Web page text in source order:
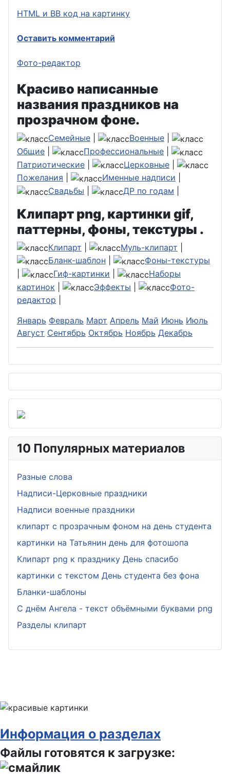
HTML и BB код на картинку
Оставить комментарий
Фото-редактор
Красиво написанные
названия праздников на
прозрачном фоне.
Семейные Военные
Общие
Профессиональные
Патриотические
Церковные
Пожелания
Именные надписи
Свадьбы
ДР по годам
Клипарт png, картинки gif,
паттерны, фоны, текстуры .
Клипарт Муль-клипарт
Бланк-шаблон
Фоны-текстуры
Гиф-картинки
Наборы
картинок
Эффекты
Фото-
редактор
Январь Февраль Март Апрель Май Июнь Июль
Август Сентябрь Октябрь Ноябрь Декабрь
10 Популярных материалов
Разные слова
Надписи-Церковные праздники
Надписи военные праздники
клипарт с прозрачным фоном на день студента
картинки на Татьянин день для фотошопа
Клипарт png к празднику День спасибо
картинки с текстом День студента без фона
Бланки-шаблоны
С днём Ангела - текст объёмными буквами png
Разделы клипарт
Информация о разделах
Файлы готовятся к загрузке: